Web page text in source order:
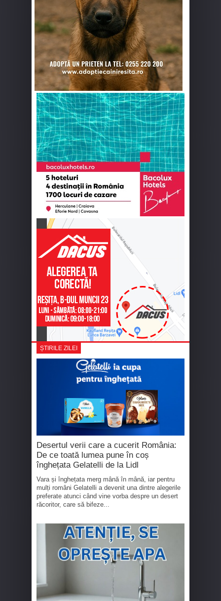
ȘTIRILE ZILEI
Desertul verii care a cucerit România:
De ce toată lumea pune în coș
înghețata Gelatelli de la Lidl
Vara și înghețata merg mână în mână, iar pentru
mulți români Gelatelli a devenit una dintre alegerile
preferate atunci când vine vorba despre un desert
răcoritor, care să bifeze...